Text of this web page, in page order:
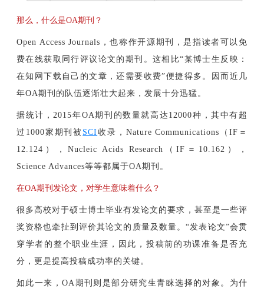
那么，什么是OA期刊？
Open Access Journals，也称作开源期刊，是指读者可以免
费在线获取同行评议论文的期刊。这相比“某博士生反映：
在知网下载自己的文章，还需要收费”便捷得多。因而近几
年OA期刊的队伍逐渐壮大起来，发展十分迅猛。
据统计，2015年OA期刊的数量就高达12000种，其中有超
过1000家期刊被 SCI 收录，Nature Communications（IF＝
12.124），Nucleic Acids Research（IF＝10.162），
Science Advances等等都属于OA期刊。
在OA期刊发论文，对学生意味着什么？
很多高校对于硕士博士毕业有发论文的要求，甚至是一些评
奖资格也牵扯到评价其论文的质量及数量。“发表论文”会贯
穿学者的整个职业生涯，因此，投稿前的功课准备是否充
分，更是提高投稿成功率的关键。
如此一来，OA期刊则是部分研究生青睐选择的对象。为什